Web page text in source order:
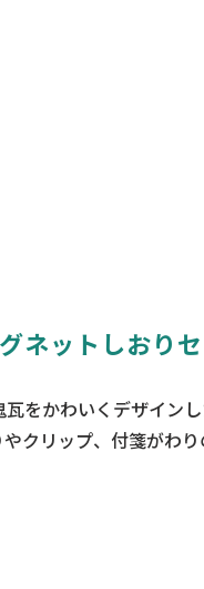
ネットしおり
をかわいくデザイン
クリップ、付箋がわ